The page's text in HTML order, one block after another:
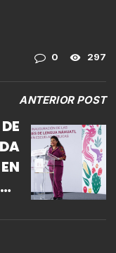
0 297
ANTERIOR POST